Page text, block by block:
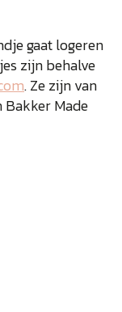
gaat logeren
zijn behalve
. Ze zijn van
Bakker Made